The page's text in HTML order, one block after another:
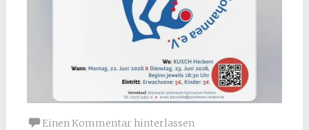
Einen Kommentar hinterlassen